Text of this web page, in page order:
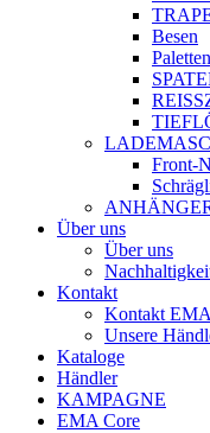
Besen
Front-
Über uns
Über uns
Kontakt
Kontakt EMA
Unsere
Kataloge
Händler
KAMPAGNE
EMA Core